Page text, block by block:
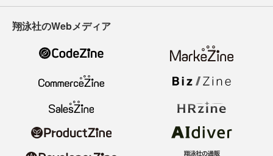
翔泳社のWebメディア